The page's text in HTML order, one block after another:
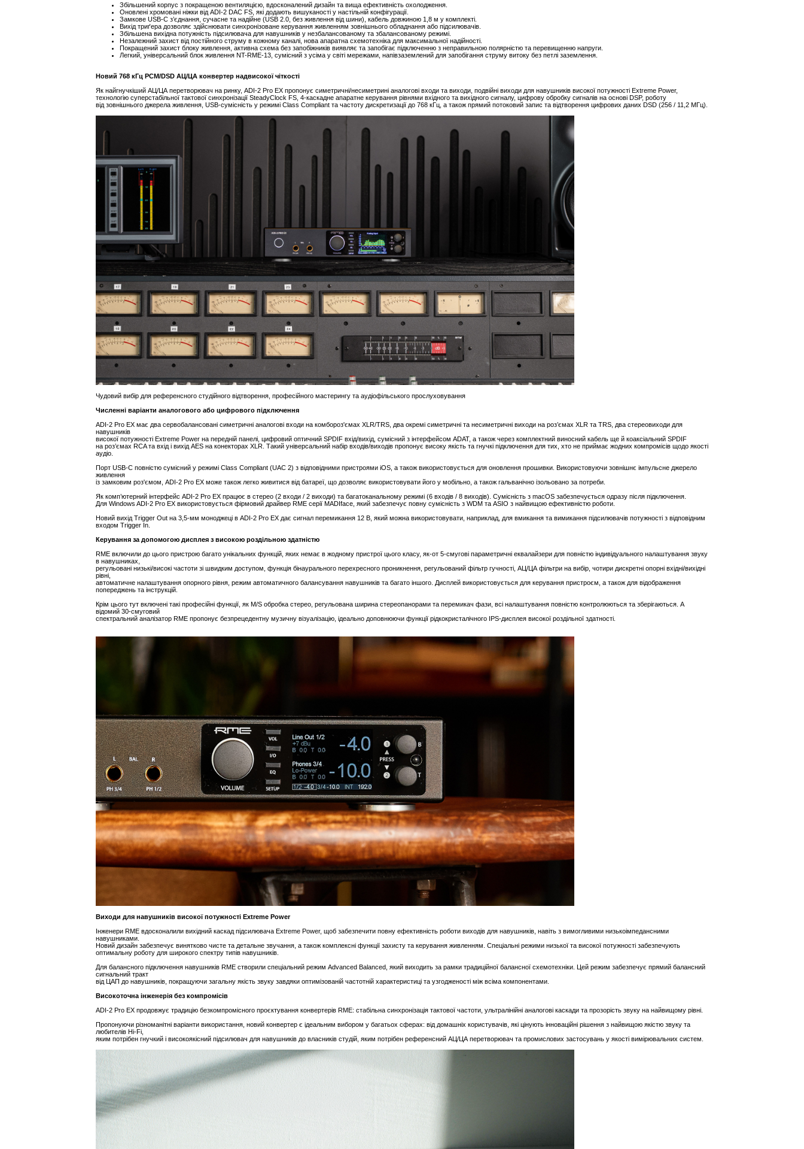
Збільшений корпус з покращеною вентиляцією, вдосконалений дизайн та вища ефективність охолодження.
Оновлені хромовані ніжки від ADI-2 DAC FS, які додають вишуканості у настільній конфігурації.
Замкове USB-C з’єднання, сучасне та надійне (USB 2.0, без живлення від шини), кабель довжиною 1,8 м у комплекті.
Вихід триґера дозволяє здійснювати синхронізоване керування живленням зовнішнього обладнання або підсилювачів.
Збільшена вихідна потужність підсилювача для навушників у незбалансованому та збалансованому режимі.
Незалежний захист від постійного струму в кожному каналі, нова апаратна схемотехніка для максимальної надійності.
Покращений захист блоку живлення, активна схема без запобіжників виявляє та запобігає підключенню з неправильною полярністю та перевищенню напруги.
Легкий, універсальний блок живлення NT-RME-13, сумісний з усіма у світі мережами, напівзаземлений для запобігання струму витоку без петлі заземлення.
Новий 768 кГц PCM/DSD АЦ/ЦА конвертер надвисокої чіткості
Як найгнучкіший АЦ/ЦА перетворювач на ринку, ADI-2 Pro EX пропонує симетричні/несиметрині аналогові входи та виходи, подвійні виходи для навушників високої потужності Extreme Power,
технологію суперстабільної тактової синхронізації SteadyClock FS, 4-каскадне апаратне керування рівнями вхідного та вихідного сигналу, цифрову обробку сигналів на основі DSP, роботу
від зовнішнього джерела живлення, USB-сумісність у режимі Class Compliant та частоту дискретизації до 768 кГц, а також прямий потоковий запис та відтворення цифрових даних DSD (256 / 11,2 МГц).
Чудовий вибір для референсного студійного відтворення, професійного мастерингу та аудіофільського прослуховування
Численні варіанти аналогового або цифрового підключення
ADI-2 Pro EX має два сервобалансовані симетричні аналогові входи на комбороз'ємах XLR/TRS, два окремі симетричні та несиметричні виходи на роз’ємах XLR та TRS, два стереовиходи для
навушників
високої потужності Extreme Power на передній панелі, цифровий оптичний SPDIF вхід/вихід, сумісний з інтерфейсом ADAT, а також через комплектний виносний кабель ще й коаксіальний SPDIF
на роз’ємах RCA та вхід і вихід AES на конекторах XLR. Такий універсальний набір входів/виходів пропонує високу якість та гнучкі підключення для тих, хто не приймає жодних компромісів щодо якості
аудіо.
Порт USB-C повністю сумісний у режимі Class Compliant (UAC 2) з відповідними пристроями iOS, а також використовується для оновлення прошивки. Використовуючи зовнішнє імпульсне джерело
живлення
із замковим роз'ємом, ADI-2 Pro EX може також легко живитися від батареї, що дозволяє використовувати його у мобільно, а також гальванічно ізольовано за потреби.
Як комп’ютерний інтерфейс ADI-2 Pro EX працює в стерео (2 входи / 2 виходи) та багатоканальному режимі (6 входів / 8 виходів). Сумісність з macOS забезпечується одразу після підключення.
Для Windows ADI-2 Pro EX використовується фірмовий драйвер RME серії MADIface, який забезпечує повну сумісність з WDM та ASIO з найвищою ефективністю роботи.
Новий вихід Trigger Out на 3,5-мм моноджеці в ADI-2 Pro EX дає сигнал перемикання 12 В, який можна використовувати, наприклад, для вмикання та вимикання підсилювачів потужності з відповідним
входом Trigger In.
Керування за допомогою дисплея з високою роздільною здатністю
RME включили до цього пристрою багато унікальних функцій, яких немає в жодному пристрої цього класу, як-от 5-смугові параметричні еквалайзери для повністю індивідуального налаштування звуку
в навушниках,
регульовані низькі/високі частоти зі швидким доступом, функція бінаурального перехресного проникнення, регульований фільтр гучності, АЦ/ЦА фільтри на вибір, чотири дискретні опорні вхідні/вихідні
рівні,
автоматичне налаштування опорного рівня, режим автоматичного балансування навушників та багато іншого. Дисплей використовується для керування пристроєм, а також для відображення
попереджень та інструкцій.
Крім цього тут включені такі професійні функції, як M/S обробка стерео, регульована ширина стереопанорами та перемикач фази, всі налаштування повністю контролюються та зберігаються. А
відомий 30-смуговий
спектральний аналізатор RME пропонує безпрецедентну музичну візуалізацію, ідеально доповнюючи функції рідкокристалічного IPS-дисплея високої роздільної здатності.
Виходи для навушників високої потужності Extreme Power
Інженери RME вдосконалили вихідний каскад підсилювача Extreme Power, щоб забезпечити повну ефективність роботи виходів для навушників, навіть з вимогливими низькоімпедансними
навушниками.
Новий дизайн забезпечує винятково чисте та детальне звучання, а також комплексні функції захисту та керування живленням. Спеціальні режими низької та високої потужності забезпечують
оптимальну роботу для широкого спектру типів навушників.
Для балансного підключення навушників RME створили спеціальний режим Advanced Balanced, який виходить за рамки традиційної балансної схемотехніки. Цей режим забезпечує прямий балансний
сигнальний тракт
від ЦАП до навушників, покращуючи загальну якість звуку завдяки оптимізованій частотній характеристиці та узгодженості між всіма компонентами.
Високоточна інженерія без компромісів
ADI-2 Pro EX продовжує традицію безкомпромісного проєктування конвертерів RME: стабільна синхронізація тактової частоти, ультралінійні аналогові каскади та прозорість звуку на найвищому рівні.
Пропонуючи різноманітні варіанти використання, новий конвертер є ідеальним вибором у багатьох сферах: від домашніх користувачів, які цінують інноваційні рішення з найвищою якістю звуку та
любителів Hi-Fi,
яким потрібен гнучкий і високоякісний підсилювач для навушників до власників студій, яким потрібен референсний АЦ/ЦА перетворювач та промислових застосувань у якості вимірювальних систем.